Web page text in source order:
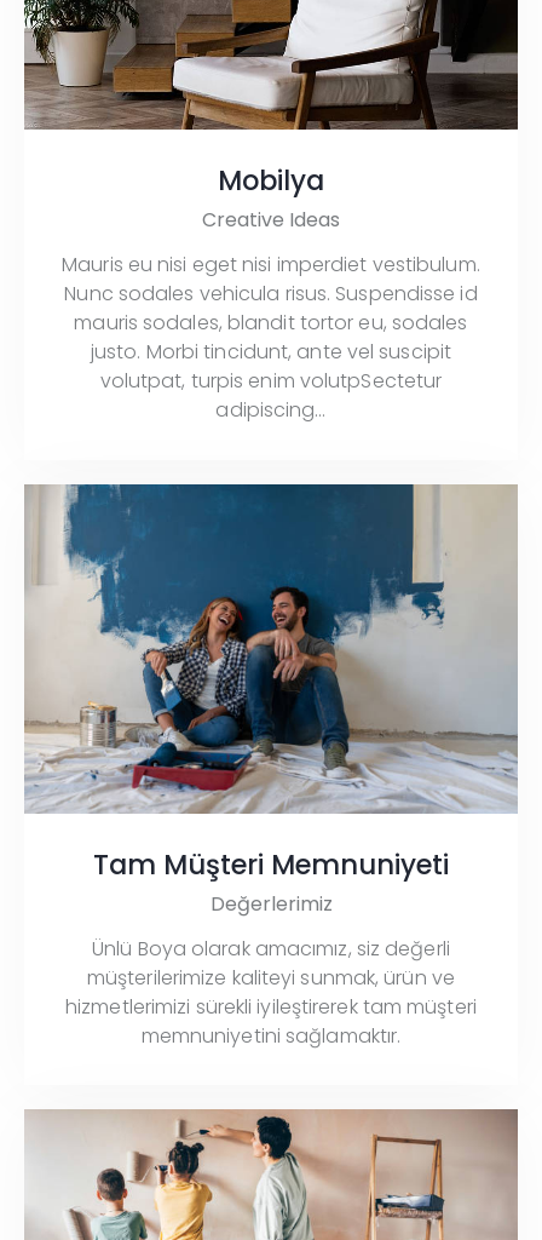
Mobilya
Creative Ideas
Mauris eu nisi eget nisi imperdiet vestibulum.
Nunc sodales vehicula risus. Suspendisse id
mauris sodales, blandit tortor eu, sodales
justo. Morbi tincidunt, ante vel suscipit
volutpat, turpis enim volutpSectetur
adipiscing…
Tam Müşteri Memnuniyeti
Değerlerimiz
Ünlü Boya olarak amacımız, siz değerli
müşterilerimize kaliteyi sunmak, ürün ve
hizmetlerimizi sürekli iyileştirerek tam müşteri
memnuniyetini sağlamaktır.